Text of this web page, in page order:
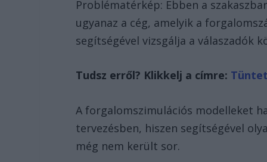
Problématérkép: Ebben a
ugyanaz a cég, amelyik a
segítségével vizsgálja a válaszadók
Tudsz erről? Klikkelj a címre:
A forgalomszimulációs modelleket
tervezésben, hiszen segítségével
még nem került sor.